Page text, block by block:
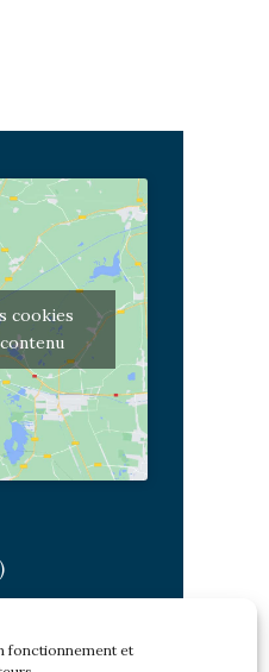
fonctionnement et
cookies